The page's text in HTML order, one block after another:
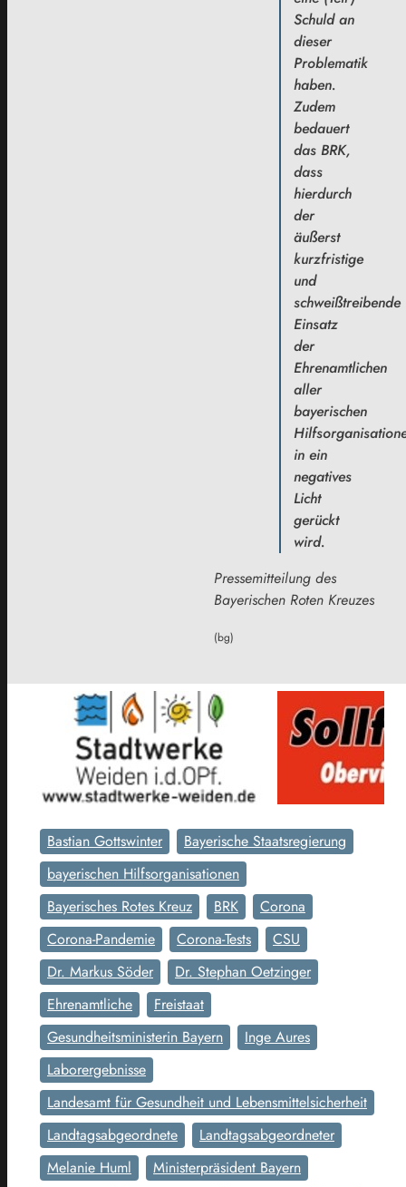
Schuld an
dieser
Problematik
haben.
Zudem
bedauert
das BRK,
dass
hierdurch
der
äußerst
kurzfristige
und
schweißtreibende
Einsatz
der
Ehrenamtlichen
aller
bayerischen
in ein
negatives
Licht
gerückt
wird.
Pressemitteilung des
Bayerischen Roten Kreuzes
(bg)
Bastian Gottswinter
Bayerische Staatsregierung
bayerischen Hilfsorganisationen
Bayerisches Rotes Kreuz
BRK
Corona
Corona-Pandemie
Corona-Tests
CSU
Dr. Markus Söder
Dr. Stephan Oetzinger
Ehrenamtliche
Freistaat
Gesundheitsministerin Bayern
Inge Aures
Laborergebnisse
Landesamt für Gesundheit und Lebensmittelsicherheit
Landtagsabgeordnete
Landtagsabgeordneter
Melanie Huml
Ministerpräsident Bayern